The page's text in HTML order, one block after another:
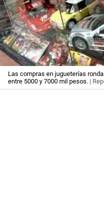
Las compras en jugueterías
entre 5000 y 7000 mil pesos. |